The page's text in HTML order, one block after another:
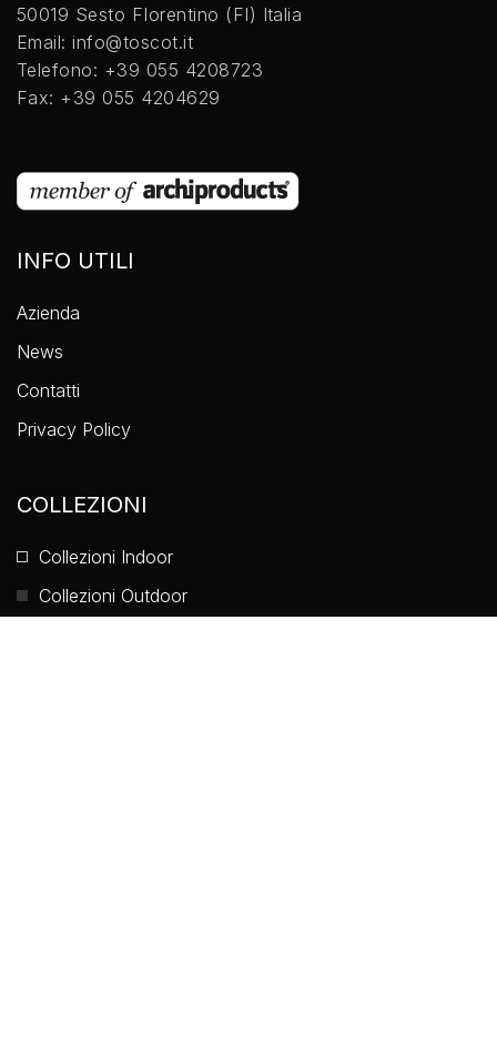
50019 Sesto FIorentino (FI) Italia
Email: info@toscot.it
Telefono: +39 055 4208723
Fax: +39 055 4204629
INFO UTILI
Azienda
News
Contatti
Privacy Policy
COLLEZIONI
Collezioni Indoor
Collezioni Outdoor